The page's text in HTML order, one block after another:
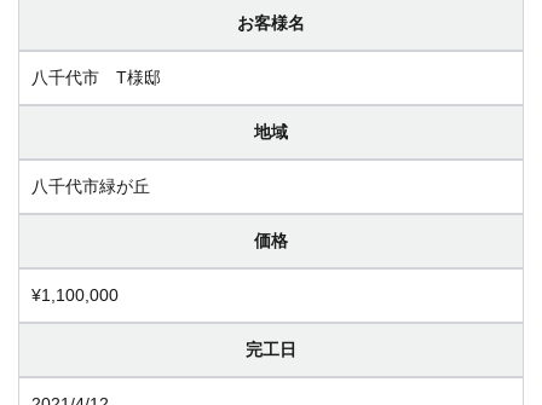
お客様名
八千代市 T様邸
地域
八千代市緑が丘
価格
¥1,100,000
完工日